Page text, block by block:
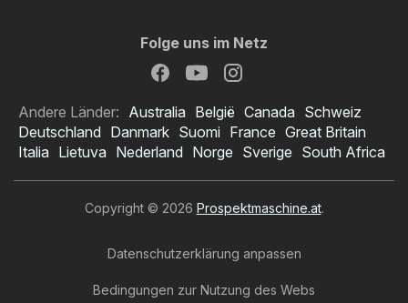
Folge uns im Netz
Andere Länder: Australia België Canada Schweiz
Deutschland Danmark Suomi France Great Britain
Italia Lietuva Nederland Norge Sverige South Africa
Copyright © 2026 Prospektmaschine.at.
Datenschutzerklärung anpassen
Bedingungen zur Nutzung des Webs